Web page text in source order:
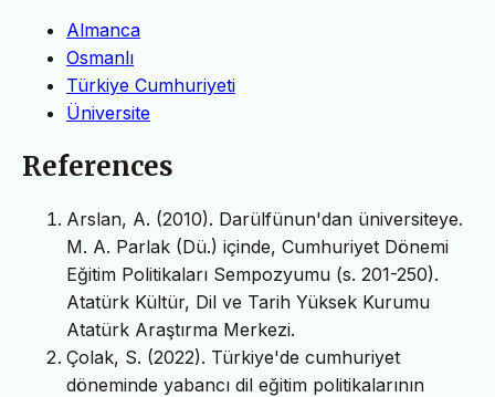
Almanca
Osmanlı
Türkiye Cumhuriyeti
Üniversite
References
Arslan, A. (2010). Darülfünun'dan üniversiteye.
M. A. Parlak (Dü.) içinde, Cumhuriyet Dönemi
Eğitim Politikaları Sempozyumu (s. 201-250).
Atatürk Kültür, Dil ve Tarih Yüksek Kurumu
Atatürk Araştırma Merkezi.
Çolak, S. (2022). Türkiye'de cumhuriyet
döneminde yabancı dil eğitim politikalarının